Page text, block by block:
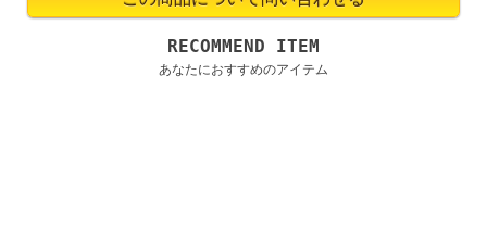
RECOMMEND ITEM
あなたにおすすめのアイテム